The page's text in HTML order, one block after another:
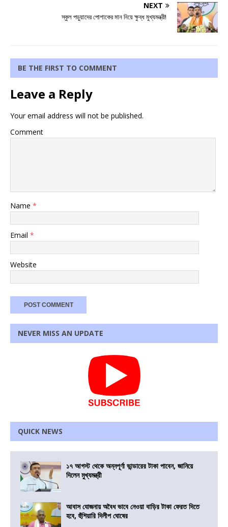
NEXT
স্কুল পড়ুয়াদের পোশাকের মান নিয়ে ক্ষুব্ধ মুখ্যমন্ত্রী!
BE THE FIRST TO COMMENT
Leave a Reply
Your email address will not be published.
Comment
Name *
Email *
Website
NEVER MISS AN UPDATE
QUICK NEWS
১৭ আগস্ট থেকে অন্নপূর্ণা ভান্ডারের টাকা পাবেন, জানিয়ে
দিলেন মুখ্যমন্ত্রী
আবাস যোজনায় অবৈধ ভাবে নেওয়া বাড়ির টাকা ফেরত দিতে
হবে, হুঁশিয়ারি দিলীপ ঘোষের